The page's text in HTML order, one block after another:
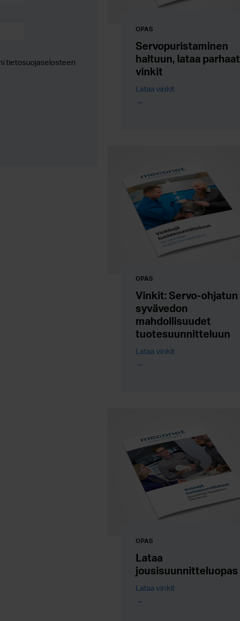
tietosuojaselosteen
OPAS
Servopuristaminen
haltuun, lataa parhaat
vinkit
Lataa vinkit
OPAS
Vinkit: Servo-ohjatun
syvävedon
mahdollisuudet
tuotesuunnitteluun
Lataa vinkit
OPAS
Lataa
jousisuunnitteluopas
Lataa vinkit